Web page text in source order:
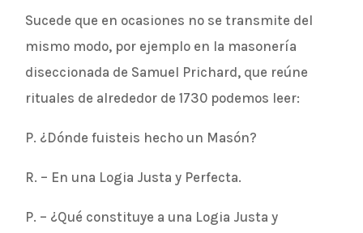
Sucede que en ocasiones no se transmite del
mismo modo, por ejemplo en la masonería
diseccionada de Samuel Prichard, que reúne
rituales de alrededor de 1730 podemos leer:
P. ¿Dónde fuisteis hecho un Masón?
R. – En una Logia Justa y Perfecta.
P. – ¿Qué constituye a una Logia Justa y